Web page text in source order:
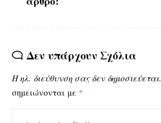
Δεν υπάρχουν Σχόλια
Η ηλ. διεύθυνση σας δεν δημοσιεύεται.
σημειώνονται με *